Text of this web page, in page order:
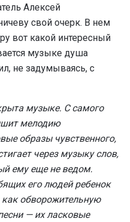
Алексей
свой очерк. В нем
вот какой интересный
музыке душа
не задумываясь, с
музыке. С самого
мелодию
образы чувственного,
через музыку слов,
ему еще не ведом.
его людей ребенок
обворожительную
— их ласковые